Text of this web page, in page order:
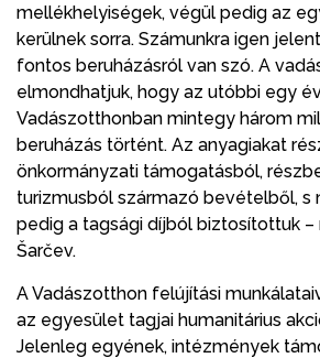
mellékhelyiségek, végül pedig az
kerülnek sorra. Számunkra igen
fontos beruházásról van szó. A
elmondhatjuk, hogy az utóbbi egy
Vadászotthonban mintegy három
beruházás történt. Az anyagiakat
önkormányzati támogatásból,
turizmusból származó bevételből, s
pedig a tagsági díjból biztosítottuk –
Šarčev.
A Vadászotthon felújítási
az egyesület tagjai humanitárius
Jelenleg egyének, intézmények